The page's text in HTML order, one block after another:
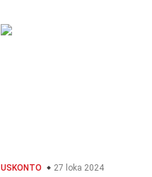
USKONTO 27 loka 2024